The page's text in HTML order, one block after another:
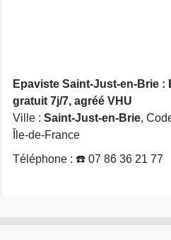
Epaviste Saint-Just-en-Brie :
gratuit 7j/7, agréé VHU
Ville : Saint-Just-en-Brie,
Île-de-France
Téléphone : ☎️ 07 86 36 21 77